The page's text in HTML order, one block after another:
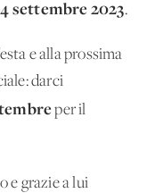
settembre 2023.
e alla prossima
darci
per il
e grazie a lui